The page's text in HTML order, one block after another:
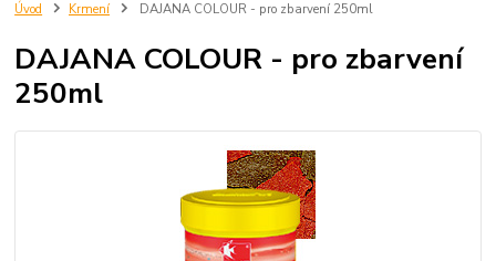
Úvod Krmení DAJANA COLOUR - pro zbarvení 250ml
DAJANA COLOUR - pro zbarvení
250ml